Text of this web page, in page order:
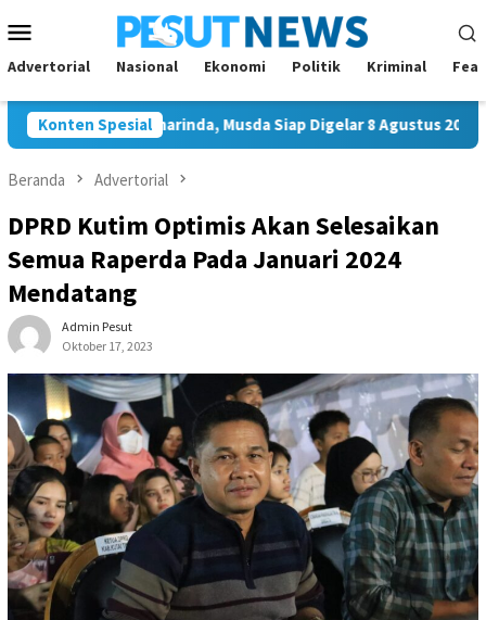
ke
kontenMobile
Advertorial Nasional Ekonomi Politik Kriminal
Konten Spesial
Golkar Samarinda, Musda Siap Digelar 8 Agustus 2026
Beranda Advertorial
DPRD Kutim Optimis Akan Selesaikan
Semua Raperda Pada Januari 2024
Mendatang
Admin Pesut
Oktober 17, 2023